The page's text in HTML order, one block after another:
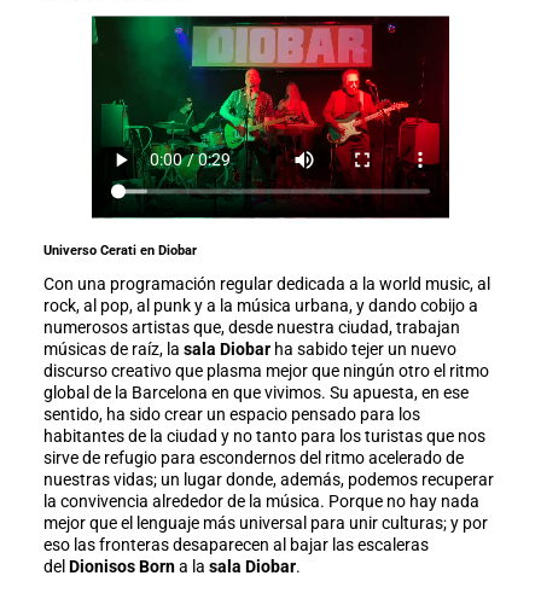
Universo Cerati en Diobar
Con una programación regular dedicada a la world music, al
rock, al pop, al punk y a la música urbana, y dando cobijo a
numerosos artistas que, desde nuestra ciudad, trabajan
músicas de raíz, la sala Diobarha sabido tejer un nuevo
discurso creativo que plasma mejor que ningún otro el ritmo
global de la Barcelona en que vivimos. Su apuesta, en ese
sentido, ha sido crear un espacio pensado para los
habitantes de la ciudad y no tanto para los turistas que nos
sirve de refugio para escondernos del ritmo acelerado de
nuestras vidas; un lugar donde, además, podemos recuperar
la convivencia alrededor de la música. Porque no hay nada
mejor que el lenguaje más universal para unir culturas; y por
eso las fronteras desaparecen al bajar las escaleras
del Dionisos Borna la sala Diobar.